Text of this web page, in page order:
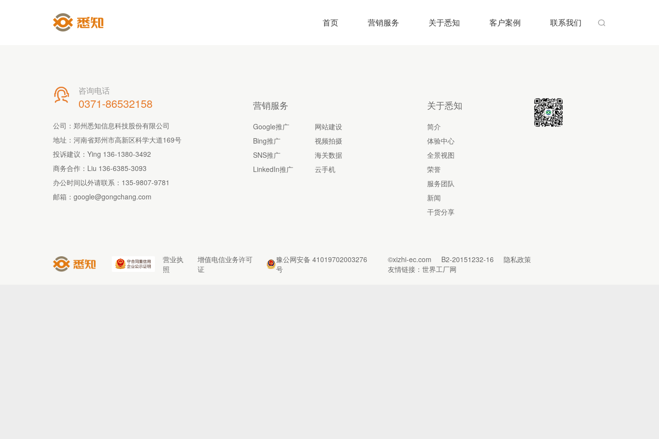
首页 营销服务 关于悉知 客户案例 联系我们 
 咨询电话
0371-86532158
公司：郑州悉知信息科技股份有限公司
地址：河南省郑州市高新区科学大道169号
投诉建议：Ying 136-1380-3492
商务合作：Liu 136-6385-3093
办公时间以外请联系： 135-9807-9781
邮箱： google@gongchang.com
营销服务
Google推广
Bing推广
SNS推广
LinkedIn推广
网站建设
视频拍摄
海关数据
云手机
关于悉知
简介
体验中心
全景视图
荣誉
服务团队
新闻
干货分享
营业执
照
增值电信业务许可
证
豫公网安备 41019702003276
号
©xizhi-ec.com B2-20151232-16
隐私政策
友情链接： 世界工厂网